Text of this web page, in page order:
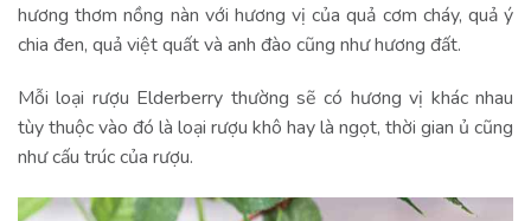
hương thơm nồng nàn với hương vị của quả cơm cháy, quả ý
chia đen, quả việt quất và anh đào cũng như hương đất.
Mỗi loại rượu Elderberry thường sẽ có hương vị khác nhau
tùy thuộc vào đó là loại rượu khô hay là ngọt, thời gian ủ cũng
như cấu trúc của rượu.